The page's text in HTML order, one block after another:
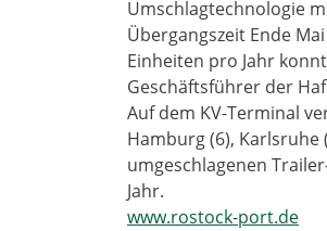
Umschlagtechnologie
Übergangszeit Ende
Einheiten pro Jahr
Geschäftsführer der
Auf dem KV-Terminal
Hamburg (6), Karlsruhe
umgeschlagenen
Jahr.
www.rostock-port.de